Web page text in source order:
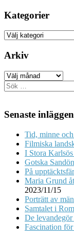
Kategorier
Kategorier
Arkiv
Arkiv
Sök
efter:
Senaste inläggen
Tid, minne
Filmiska
I Stora
Gotska
På
Maria Grund
2023/11/15
Porträtt av
Samtalet i
De
Fascination